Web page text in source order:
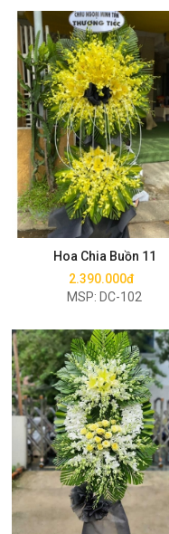
Hoa Chia Buồn 11
2.390.000đ
MSP: DC-102
Mua ngay